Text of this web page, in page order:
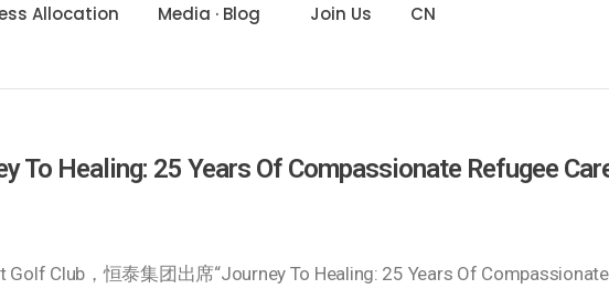
Allocation Media · Blog Join Us CN
To Healing: 25 Years Of Compassionate Refugee
Club，恒泰集团出席“Journey To Healing: 25 Years Of